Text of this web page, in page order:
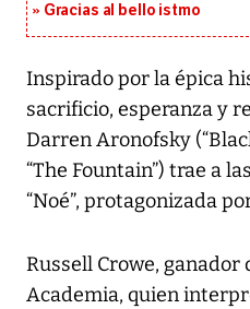
Gracias al bello istmo
Inspirado por la épica
sacrificio, esperanza y
Darren Aronofsky
“The Fountain”) trae a
“Noé”, protagonizada
Russell Crowe, ganador
Academia, quien